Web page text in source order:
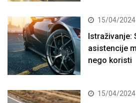
15/04/2024
Istraživanje:
asistencije
nego koristi
15/04/2024